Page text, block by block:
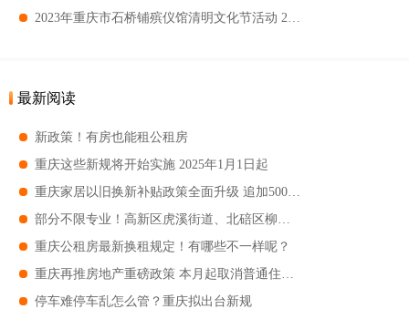
最新阅读
新政策！有房也能租公租房
重庆这些新规将开始实施 2025年1月1日起
重庆公租房最新换租规定！有哪些不一样呢？
停车难停车乱怎么管？重庆拟出台新规